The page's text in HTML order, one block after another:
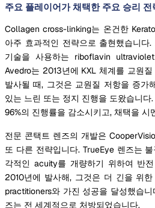
주요 플레이어가 채택한 주요 승리
Collagen cross-linking는 온건한
아주 효과적인 전략으로 출현했습니다
기술을 사용하는 riboflavin
Avedro는 2013년에 KXL 체계를 교원
발사될 때, 그것은 교원질 저항을 증가
있는 느린 또는 정지 진행을 도왔습니
96%의 진행률을 감소시키고, 채택을 시
전문 콘택트 렌즈의 개발은
또 다른 전략입니다. TrueEye 렌즈는
각적인 acuity를 개량하기 위하여 반
2010년에 발사해, 그것은 더 긴을 위
practitioners와 가진 성공을 달성했습
즈는 전 세계적으로 처방되었습니다.